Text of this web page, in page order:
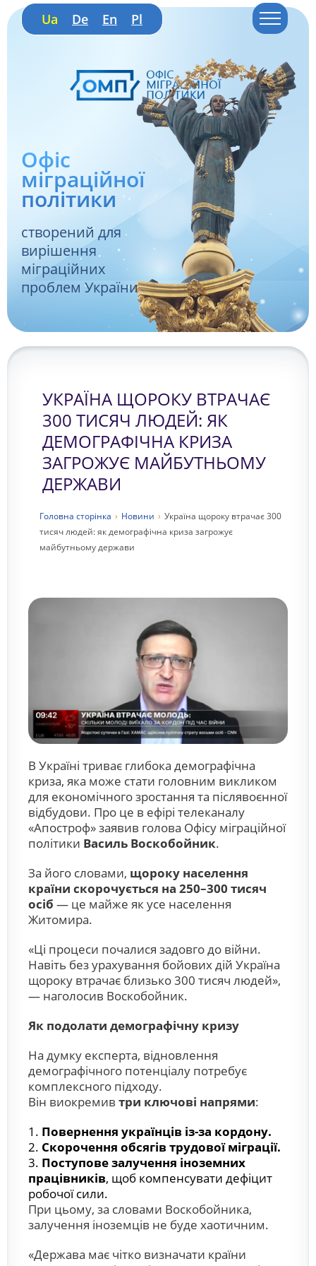
Ua De En Pl
Офіс
міграційної
політики
створений для
вирішення
міграційних
проблем України
УКРАЇНА ЩОРОКУ ВТРАЧАЄ
300 ТИСЯЧ ЛЮДЕЙ: ЯК
ДЕМОГРАФІЧНА КРИЗА
ЗАГРОЖУЄ МАЙБУТНЬОМУ
ДЕРЖАВИ
Головна сторiнка › Новини › Україна щороку втрачає 300
тисяч людей: як демографічна криза загрожує
майбутньому держави
В Україні триває глибока демографічна
криза, яка може стати головним викликом
для економічного зростання та післявоєнної
відбудови. Про це в ефірі телеканалу
«Апостроф»заявив голова Офісу міграційної
політики Василь Воскобойник.
За його словами, щороку населення
країни скорочується на 250–300 тисяч
осіб — це майже як усе населення
Житомира.
«Ці процеси почалися задовго до війни.
Навіть без урахування бойових дій Україна
щороку втрачає близько 300 тисяч людей»,
— наголосив Воскобойник.
Як подолати демографічну кризу
На думку експерта, відновлення
демографічного потенціалу потребує
комплексного підходу.
Він виокремив три ключові напрями:
Повернення українців із-за кордону.
Скорочення обсягів трудової міграції.
Поступове залучення іноземних
працівників, щоб компенсувати дефіцит
робочої сили.
При цьому, за словами Воскобойника,
залучення іноземців не буде хаотичним.
«Держава має чітко визначати країни